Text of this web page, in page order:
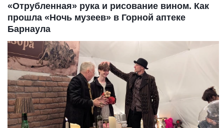
«Отрубленная» рука и рисование вином. Как
прошла «Ночь музеев» в Горной аптеке
Барнаула